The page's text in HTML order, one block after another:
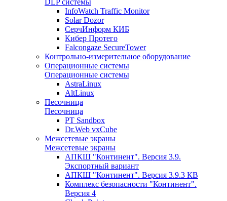
DLP системы
InfoWatch Traffic Monitor
Solar Dozor
СерчИнформ КИБ
Кибер Протего
Falcongaze SecureTower
Контрольно-измерительное оборудование
Операционные системы
Операционные системы
AstraLinux
AltLinux
Песочница
Песочница
PT Sandbox
Dr.Web vxCube
Межсетевые экраны
Межсетевые экраны
АПКШ "Континент". Версия 3.9.
Экспортный вариант
АПКШ "Континент". Версия 3.9.3 КВ
Комплекс безопасности "Континент".
Версия 4